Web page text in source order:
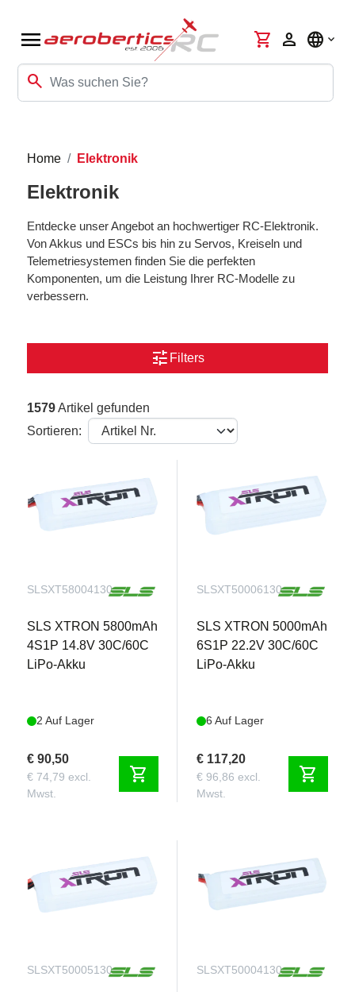
menu
search
shopping_cart person language
Home Elektronik
Elektronik
Entdecke unser Angebot an hochwertiger RC-Elektronik.
Von Akkus und ESCs bis hin zu Servos, Kreiseln und
Telemetriesystemen finden Sie die perfekten
Komponenten, um die Leistung Ihrer RC-Modelle zu
verbessern.
tune Filters
1579Artikel gefunden
Sortieren:
SLSXT58004130
SLS XTRON 5800mAh
4S1P 14.8V 30C/60C
LiPo-Akku
2 Auf Lager
€ 90,50
€ 74,79 excl.
Mwst.
shopping_cart
SLSXT50006130
SLS XTRON 5000mAh
6S1P 22.2V 30C/60C
LiPo-Akku
6 Auf Lager
€ 117,20
€ 96,86 excl.
Mwst.
shopping_cart
SLSXT50005130 SLSXT50004130